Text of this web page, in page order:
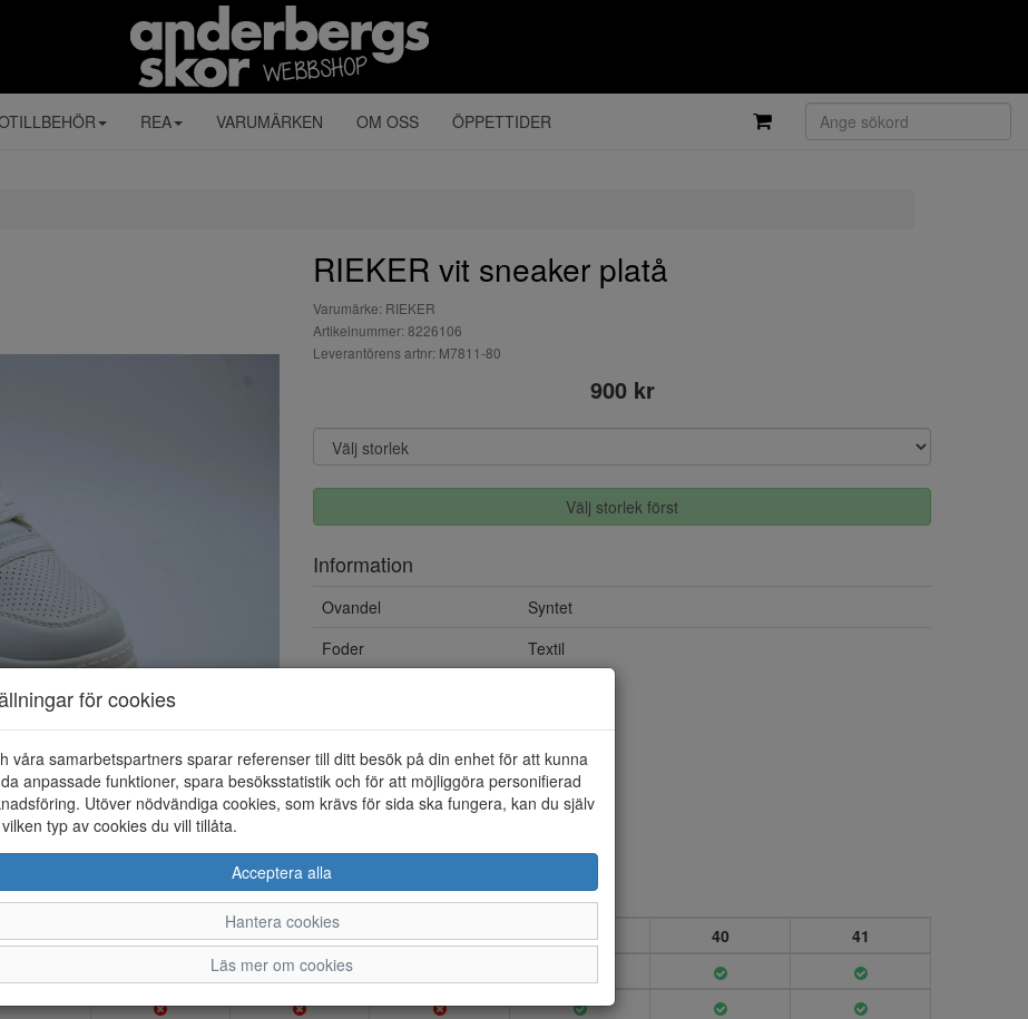
REA VARUMÄRKEN OM OSS ÖPPETTIDER
RIEKER vit sneaker platå
Varumärke: RIEKER
Artikelnummer: 8226106
Leverantörens artnr: M7811-80
900 kr
Välj storlek först
Information
Ovandel
Syntet
Foder
Textil
36 37 38 39 40
41
för cookies
våra samarbetspartners sparar referenser till ditt besök på din enhet för att kunna
anpassade funktioner, spara besöksstatistik och för att möjliggöra personifierad
Utöver nödvändiga cookies, som krävs för sida ska fungera, kan du själv
typ av cookies du vill tillåta.
Acceptera alla
Hantera cookies
Läs mer om cookies